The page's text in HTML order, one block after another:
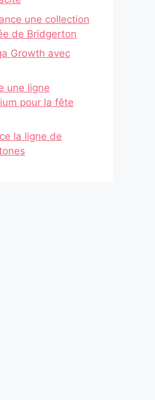
une collection
de Bridgerton
Growth avec
une ligne
pour la fête
la ligne de